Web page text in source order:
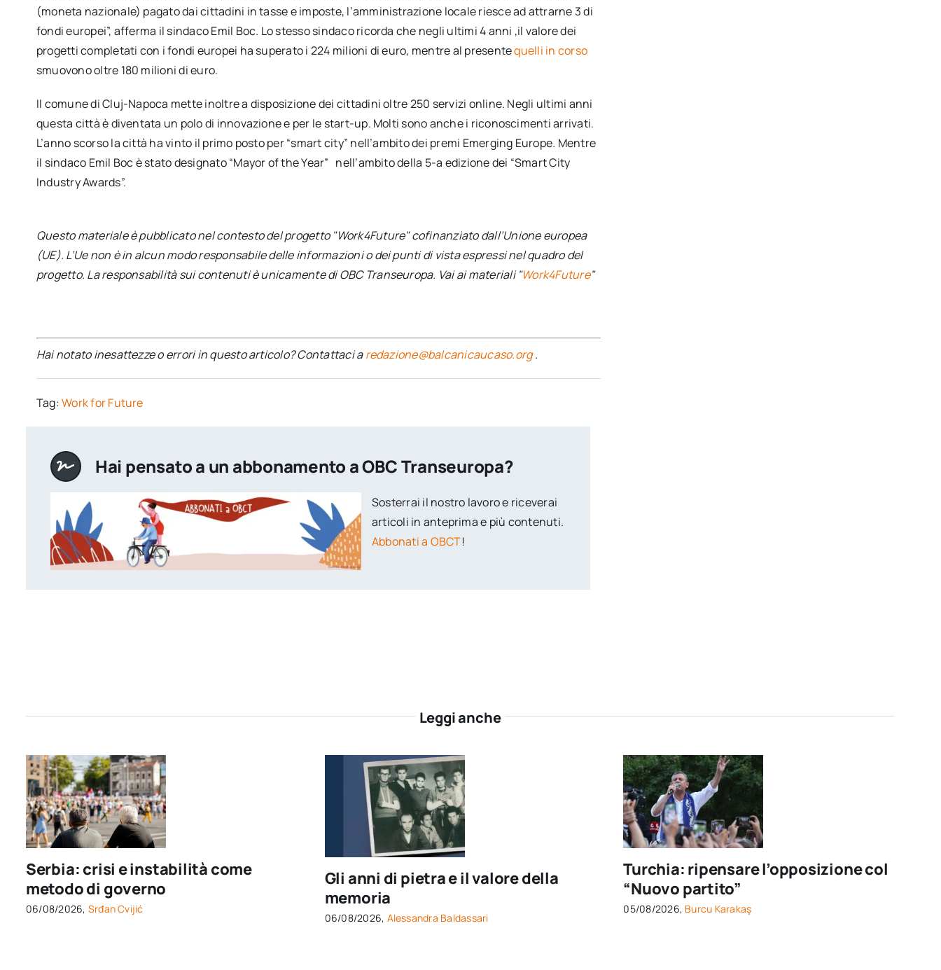
(moneta nazionale) pagato dai cittadini in tasse e imposte, l’amministrazione locale riesce ad attrarne 3 di
fondi europei”, afferma il sindaco Emil Boc. Lo stesso sindaco ricorda che negli ultimi 4 anni ,il valore dei
progetti completati con i fondi europei ha superato i 224 milioni di euro, mentre al presentequelli in corso
smuovono oltre 180 milioni di euro.
Il comune di Cluj-Napoca mette inoltre a disposizione dei cittadini oltre 250 servizi online. Negli ultimi anni
questa città è diventata un polo di innovazione e per le start-up. Molti sono anche i riconoscimenti arrivati.
L’anno scorso la città ha vinto il primo posto per “smart city” nell’ambito dei premi Emerging Europe. Mentre
il sindaco Emil Boc è stato designato “Mayor of the Year” nell’ambito della 5-a edizione dei “Smart City
Industry Awards”.
Questo materiale è pubblicato nel contesto del progetto "Work4Future" cofinanziato dall’Unione europea
(UE). L’Ue non è in alcun modo responsabile delle informazioni o dei punti di vista espressi nel quadro del
progetto. La responsabilità sui contenuti è unicamente di OBC Transeuropa. Vai ai materiali "Work4Future"
Hai notato inesattezze o errori in questo articolo? Contattaci aredazione@balcanicaucaso.org.
Tag:Work for Future
Hai pensato a un abbonamento a OBC Transeuropa?
Sosterrai il nostro lavoro e riceverai
articoli in anteprima e più contenuti.
Abbonati a OBCT!
Leggi anche
Serbia: crisi e instabilità come
metodo di governo
06/08/2026, Srđan Cvijić
Gli anni di pietra e il valore della
memoria
06/08/2026, Alessandra Baldassari
Turchia: ripensare l’opposizione col
“Nuovo partito”
05/08/2026, Burcu Karakaş